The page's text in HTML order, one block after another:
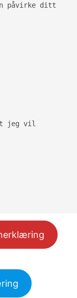
påvirke ditt
jeg vil